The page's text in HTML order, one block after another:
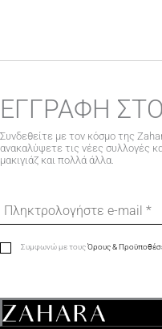
ΕΓΓΡΑΦΗ ΣΤΟ
Συνδεθείτε με τον κόσμο της
ανακαλύψετε τις νέες συλλογές
μακιγιάζ και πολλά άλλα.
Συμφωνώ με τουςΌρους &